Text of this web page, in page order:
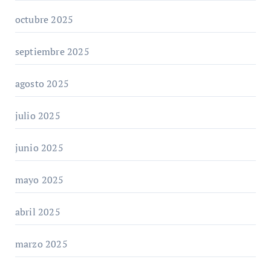
octubre 2025
septiembre 2025
agosto 2025
julio 2025
junio 2025
mayo 2025
abril 2025
marzo 2025